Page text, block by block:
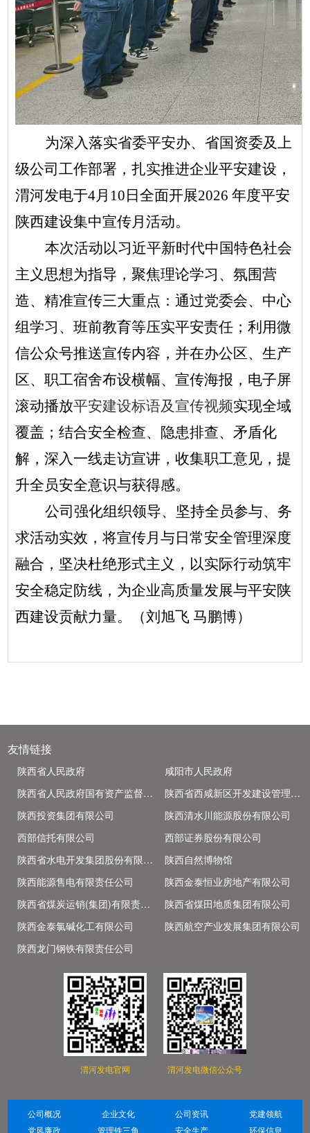
为深入落实省委平安办、省国资委及上
级公司工作部署，扎实推进企业平安建设，
渭河发电于4月10日全面开展2026 年度平安
陕西建设集中宣传月活动。
本次活动以习近平新时代中国特色社会
主义思想为指导，聚焦理论学习、氛围营
造、精准宣传三大重点：通过党委会、中心
组学习、班前教育等压实平安责任；利用微
信公众号推送宣传内容，并在办公区、生产
区、职工宿舍布设横幅、宣传海报，电子屏
滚动播放平安建设标语及宣传视频实现全域
覆盖；结合安全检查、隐患排查、矛盾化
解，深入一线走访宣讲，收集职工意见，提
升全员安全意识与获得感。
公司强化组织领导、坚持全员参与、务
求活动实效，将宣传月与日常安全管理深度
融合，坚决杜绝形式主义，以实际行动筑牢
安全稳定防线，为企业高质量发展与平安陕
西建设贡献力量。（刘旭飞 马鹏博）
友情链接
陕西省人民政府
咸阳市人民政府
陕西省人民政府国有资产监督管理委员会
陕西省西咸新区开发建设管理委员会
陕西投资集团有限公司
陕西清水川能源股份有限公司
西部信托有限公司
西部证券股份有限公司
陕西省水电开发集团股份有限公司
陕西自然博物馆
陕西能源售电有限责任公司
陕西金泰恒业房地产有限公司
陕西省煤炭运销(集团)有限责任公司
陕西省煤田地质集团有限公司
陕西金泰氯碱化工有限公司
陕西航空产业发展集团有限公司
陕西龙门钢铁有限责任公司
渭河发电官网 渭河发电微信公众号
公司概况 企业文化 公司资讯
党建领航
党风廉政
管理铁三角 安全生产 环保信息